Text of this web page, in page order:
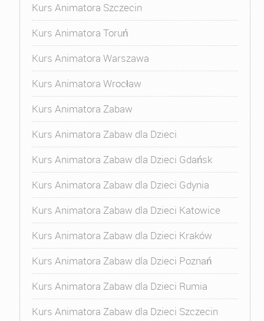
Kurs Animatora Szczecin
Kurs Animatora Toruń
Kurs Animatora Warszawa
Kurs Animatora Wrocław
Kurs Animatora Zabaw
Kurs Animatora Zabaw dla Dzieci
Kurs Animatora Zabaw dla Dzieci Gdańsk
Kurs Animatora Zabaw dla Dzieci Gdynia
Kurs Animatora Zabaw dla Dzieci Katowice
Kurs Animatora Zabaw dla Dzieci Kraków
Kurs Animatora Zabaw dla Dzieci Poznań
Kurs Animatora Zabaw dla Dzieci Rumia
Kurs Animatora Zabaw dla Dzieci Szczecin